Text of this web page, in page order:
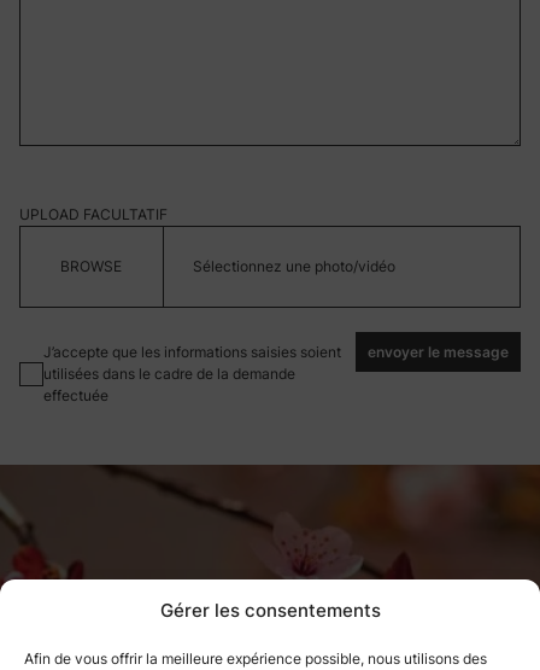
Gérer les consentements
Afin de vous offrir la meilleure expérience possible, nous utilisons des
UPLOAD FACULTATIF
Sélectionnez une photo/vidéo
J’accepte que les informations saisies soient
utilisées dans le cadre de la demande
effectuée
envoyer le message